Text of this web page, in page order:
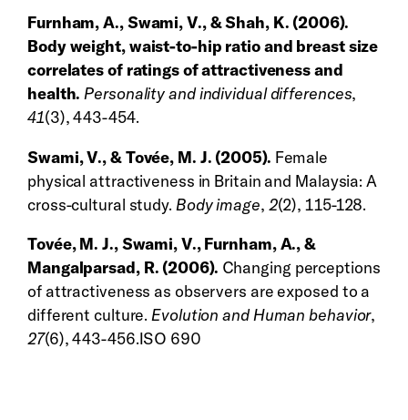
Furnham, A., Swami, V., & Shah, K. (2006).
Body weight, waist-to-hip ratio and breast size
correlates of ratings of attractiveness and
health. Personality and individual differences,
41(3), 443-454.
Swami, V., & Tovée, M. J. (2005). Female
physical attractiveness in Britain and Malaysia: A
cross-cultural study. Body image, 2(2), 115-128.
Tovée, M. J., Swami, V., Furnham, A., &
Mangalparsad, R. (2006). Changing perceptions
of attractiveness as observers are exposed to a
different culture.Evolution and Human behavior,
27(6), 443-456.ISO 690